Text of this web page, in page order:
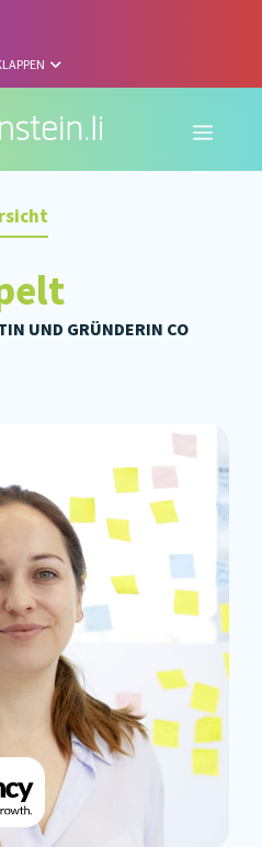
Menü
UND GRÜNDERIN CO